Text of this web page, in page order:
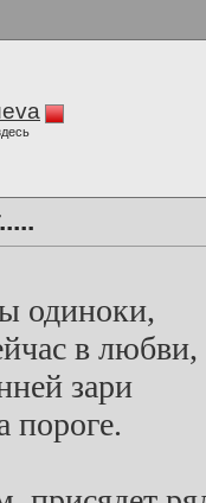
одиноки,
в любви,
зари
пороге.